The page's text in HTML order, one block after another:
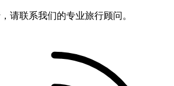
请联系我们的专业旅行顾问。